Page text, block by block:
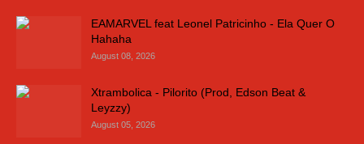
EAMARVEL feat Leonel Patricinho - Ela Quer O
Hahaha
August 08, 2026
Xtrambolica - Pilorito (Prod, Edson Beat &
Leyzzy)
August 05, 2026